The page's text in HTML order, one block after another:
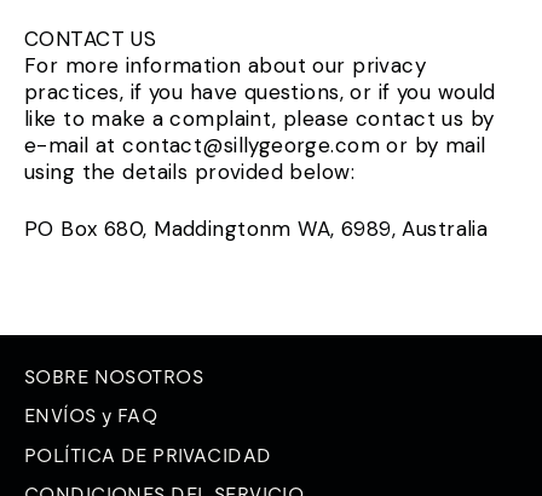
CONTACT US
For more information about our privacy
practices, if you have questions, or if you would
like to make a complaint, please contact us by
e-mail at contact@sillygeorge.com or by mail
using the details provided below:
PO Box 680, Maddingtonm WA, 6989, Australia
SOBRE NOSOTROS
ENVÍOS y FAQ
POLÍTICA DE PRIVACIDAD